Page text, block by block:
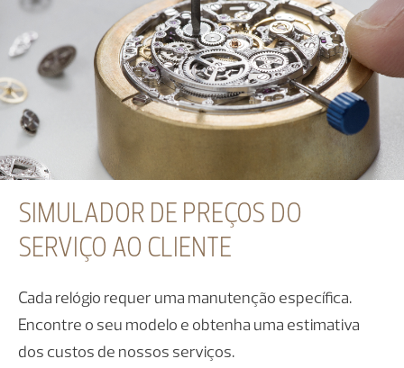
SIMULADOR DE PREÇOS DO
SERVIÇO AO CLIENTE
Cada relógio requer uma manutenção específica.
Encontre o seu modelo e obtenha uma estimativa
dos custos de nossos serviços.